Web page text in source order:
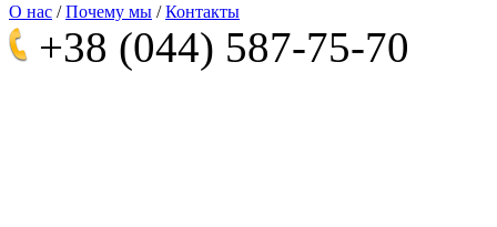
О нас / Почему мы / Контакты
+38 (044) 587-75-70